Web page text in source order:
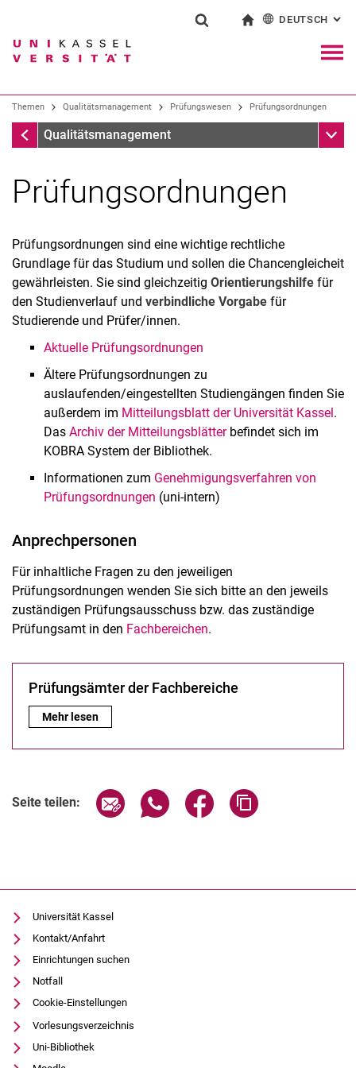
Springe direkt zu: Inhalt
Springe direkt zu: Suche
Springe direkt zu:
Suchbegriff
Suchmaschine
Suchen (öffnet externen Link in einem
DEUTSCH :
Themen Qualitätsmanagement Prüfungswesen Prüfungsordnungen
Prüfungswesen
Qualitätsmanagement
Genehmigungsverfahren PO
Infos für Prüfungsämter, Prüfungssekretariate, Prüfungsbüros
und Prüfungsausschüsse
Informationen für Studierende
Prüfungsordnungen
Prüfungsordnungen
Prüfungsordnungen sind eine wichtige rechtliche
Grundlage für das Studium und sollen die Chancengleicheit
gewährleisten. Sie sind gleichzeitig Orientierungshilfe für
den Studienverlauf und verbindliche Vorgabe für
Studierende und Prüfer/innen.
Aktuelle Prüfungsordnungen
Ältere Prüfungsordnungen zu
auslaufenden/eingestellten Studiengängen finden Sie
außerdem im Mitteilungsblatt der Universität Kassel.
Das Archiv der Mitteilungsblätterbefindet sich im
KOBRA System der Bibliothek.
Informationen zum Genehmigungsverfahren von
Prüfungsordnungen (uni-intern)
Anprechpersonen
Für inhaltliche Fragen zu den jeweiligen
Prüfungsordnungen wenden Sie sich bitte an den jeweils
zuständigen Prüfungsausschuss bzw. das zuständige
Prüfungsamt in den Fachbereichen.
Prüfungsämter der Fachbereiche
Prüfungsämter der Fachbereiche:
Mehr lesen
Seite teilen: Seite über E-Mail teilen
Seite über WhatsApp teilen
Seite über Facebook
Universität Kassel
Kontakt/Anfahrt
Einrichtungen suchen
Notfall
Cookie-Einstellungen
Vorlesungsverzeichnis
Uni-Bibliothek